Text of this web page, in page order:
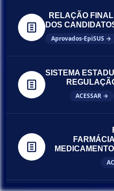
RELAÇÃO FINAL
DOS
Aprovados-EpiSUS →
SISTEMA
ACESSAR →